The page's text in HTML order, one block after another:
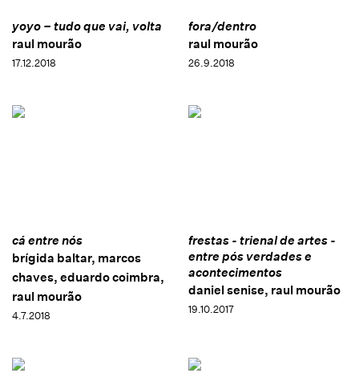
yoyo – tudo que vai, volta
raul mourão
17.12.2018
fora/dentro
raul mourão
26.9.2018
cá entre nós
brígida baltar, marcos
chaves, eduardo coimbra,
raul mourão
4.7.2018
frestas - trienal de artes -
entre pós verdades e
acontecimentos
daniel senise, raul mourão
19.10.2017